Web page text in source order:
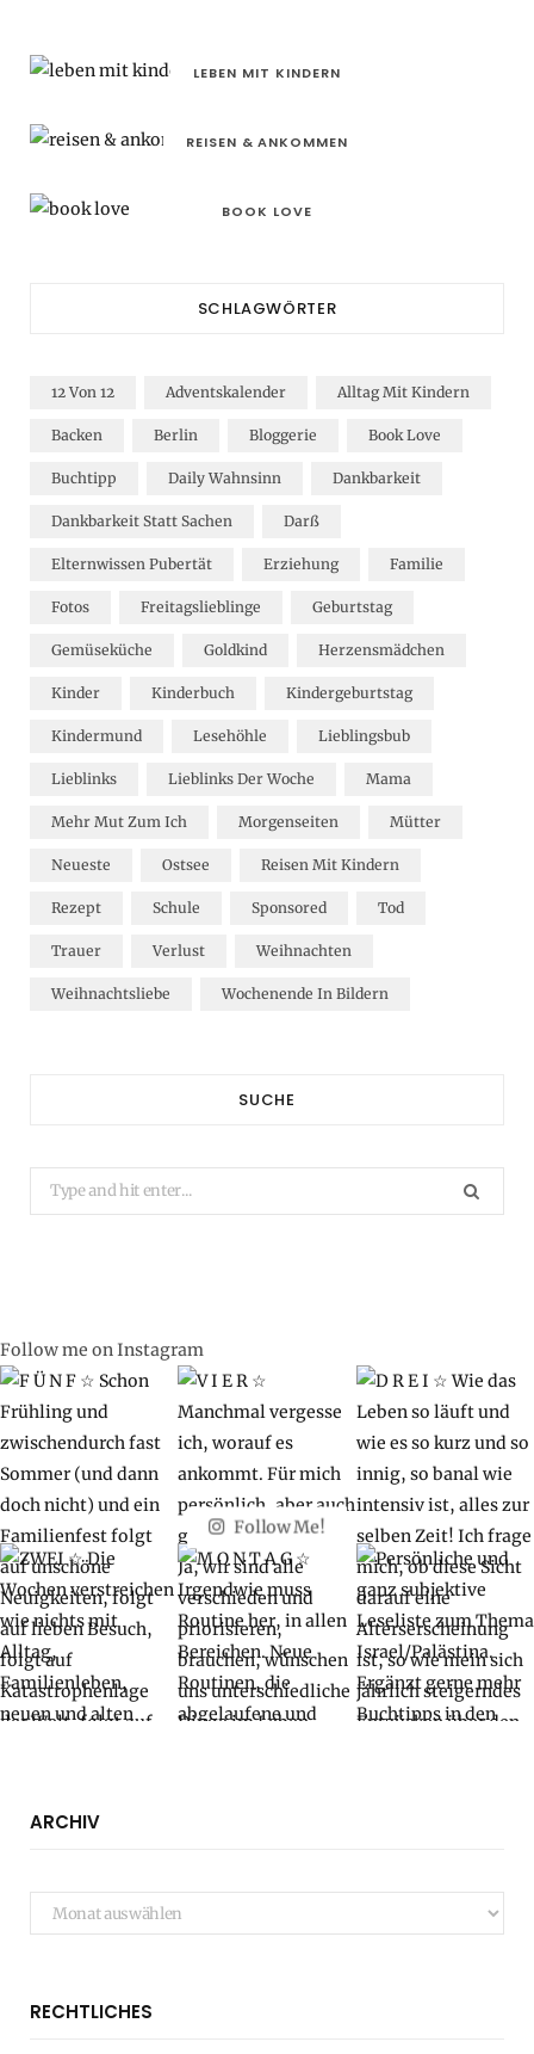
LEBEN MIT KINDERN
REISEN & ANKOMMEN
BOOK LOVE
SCHLAGWÖRTER
12 Von 12 Adventskalender Alltag Mit Kindern
Backen Berlin Bloggerie Book Love
Buchtipp Daily Wahnsinn Dankbarkeit
Dankbarkeit Statt Sachen Darß
Elternwissen Pubertät Erziehung Familie
Fotos Freitagslieblinge Geburtstag
Gemüseküche Goldkind Herzensmädchen
Kinder Kinderbuch Kindergeburtstag
Kindermund Lesehöhle Lieblingsbub
Lieblinks Lieblinks Der Woche Mama
Mehr Mut Zum Ich Morgenseiten Mütter
Neueste Ostsee Reisen Mit Kindern
Rezept Schule Sponsored Tod
Trauer Verlust Weihnachten
Weihnachtsliebe Wochenende In Bildern
SUCHE
Search
for:
Follow me on Instagram
Follow Me!
ARCHIV
Archiv
RECHTLICHES